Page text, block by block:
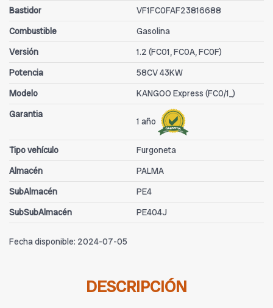
Bastidor
VF1FC0FAF23816688
Combustible
Gasolina
Versión
1.2 (FC01, FC0A, FC0F)
Potencia
58CV 43KW
Modelo
KANGOO Express (FC0/1_)
Garantia
1 año
Tipo vehículo
Furgoneta
Almacén
PALMA
SubAlmacén
PE4
SubSubAlmacén
PE404J
Fecha disponible: 2024-07-05
DESCRIPCIÓN